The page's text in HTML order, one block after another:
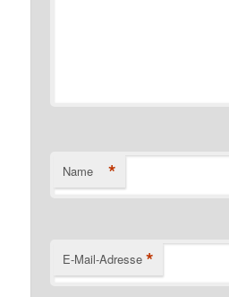
Name *
E-Mail-Adresse *